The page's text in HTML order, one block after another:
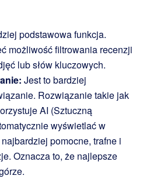
podstawowa funkcja.
możliwość filtrowania recenzji
lub słów kluczowych.
Jest to bardziej
Rozwiązanie takie jak
AI (Sztuczną
wyświetlać w
pomocne, trafne i
Oznacza to, że najlepsze